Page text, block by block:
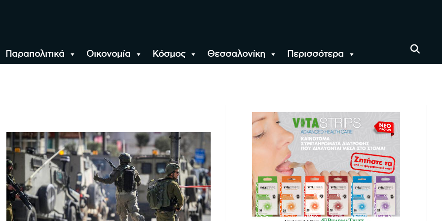
Παραπολιτικά Οικονομία Κόσμος Θεσσαλονίκη Περισσότερα